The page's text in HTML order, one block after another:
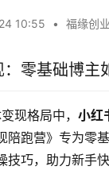
10:55 • 福缘创
：零基础博主
现格局中， 小红
陪跑营》专为零
技巧，助力新手